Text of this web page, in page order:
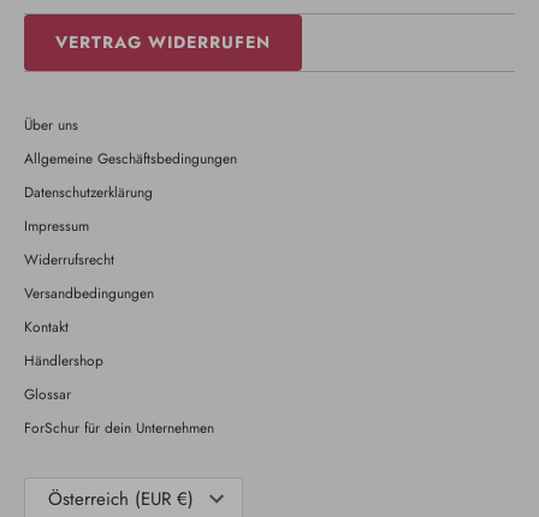
VERTRAG WIDERRUFEN
Über uns
Allgemeine Geschäftsbedingungen
Datenschutzerklärung
Impressum
Widerrufsrecht
Versandbedingungen
Kontakt
Händlershop
Glossar
ForSchur für dein Unternehmen
Währung
Österreich (EUR €)